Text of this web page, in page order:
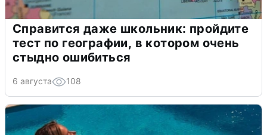
Справится даже школьник: пройдите
тест по географии, в котором очень
стыдно ошибиться
6 августа 108